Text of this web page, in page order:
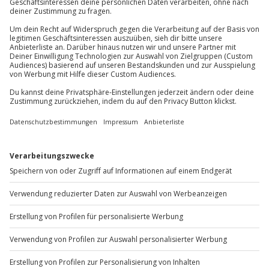
Wird gestellt: Zutaten, Arbeitsmaterial, Schürze,
Verpackung, Rezepte
Teilnehmer
Gutschein gültig für 1 Person
Gruppengröße: 5-8 Personen
Begleitperson möglich (gegen Gebühr,
Mindestalter: 18 Jahre)
Du erreichst uns telefonisch zu folgenden Zeiten,
außer an bundesweiten Feiertagen:
Mo-Fr: 8-20 Uhr | Sa: 10-16 Uhr
Du möchtest als Firma bestellen?
Sichere Dir attraktive Firmenkunden Vorteile.
Mo-Fr: 9-17 Uhr
b2b@jochen-schweizer.de
www.b2b.jochen-schweizer.de/
Artikelnummer:57692